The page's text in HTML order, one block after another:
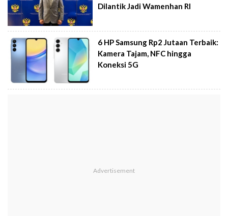
Dilantik Jadi Wamenhan RI
6 HP Samsung Rp2 Jutaan Terbaik:
Kamera Tajam, NFC hingga
Koneksi 5G